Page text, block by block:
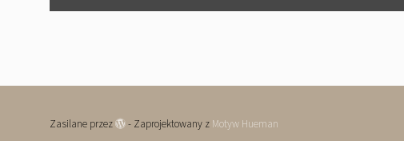
Zasilane przez - Zaprojektowany z Motyw Hueman